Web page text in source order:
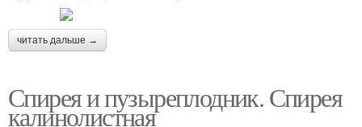
читать дальше →
Спирея и пузыреплодник. Спирея
калинолистная